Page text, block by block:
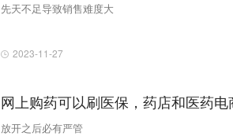
先天不足导致销售难度大
2023-11-27
网上购药可以刷医保，药店和医药电
放开之后必有严管